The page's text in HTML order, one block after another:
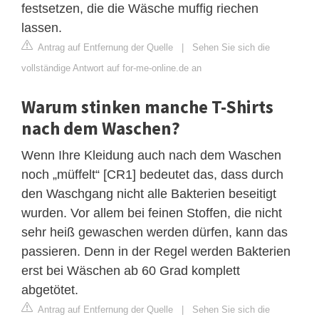
festsetzen, die die Wäsche muffig riechen
lassen.
Antrag auf Entfernung der Quelle | Sehen Sie sich die
vollständige Antwort auf for-me-online.de an
Warum stinken manche T-Shirts
nach dem Waschen?
Wenn Ihre Kleidung auch nach dem Waschen
noch „müffelt“ [CR1] bedeutet das, dass durch
den Waschgang nicht alle Bakterien beseitigt
wurden. Vor allem bei feinen Stoffen, die nicht
sehr heiß gewaschen werden dürfen, kann das
passieren. Denn in der Regel werden Bakterien
erst bei Wäschen ab 60 Grad komplett
abgetötet.
Antrag auf Entfernung der Quelle | Sehen Sie sich die